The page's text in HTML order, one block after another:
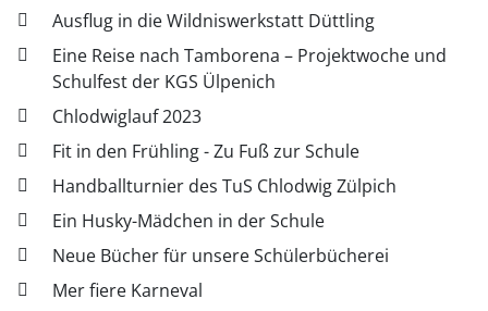
Ausflug in die Wildniswerkstatt Düttling
Eine Reise nach Tamborena – Projektwoche und
Schulfest der KGS Ülpenich
Chlodwiglauf 2023
Fit in den Frühling - Zu Fuß zur Schule
Handballturnier des TuS Chlodwig Zülpich
Ein Husky-Mädchen in der Schule
Neue Bücher für unsere Schülerbücherei
Mer fiere Karneval